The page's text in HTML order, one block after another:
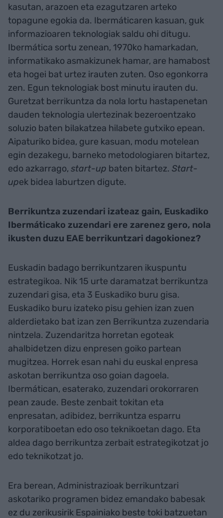
kasutan, arazoen eta ezagutzaren arteko
topagune egokia da. Ibermáticaren kasuan, guk
informazioaren teknologiak saldu ohi ditugu.
Ibermática sortu zenean, 1970ko hamarkadan,
informatikako asmakizunek hamar, are hamabost
eta hogei bat urtez irauten zuten. Oso egonkorra
zen. Egun teknologiak bost minutu irauten du.
Guretzat berrikuntza da nola lortu hastapenetan
dauden teknologia ulertezinak bezeroentzako
soluzio baten bilakatzea hilabete gutxiko epean.
Aipaturiko bidea, gure kasuan, modu motelean
egin dezakegu, barneko metodologiaren bitartez,
edo azkarrago, start-up baten bitartez. Start-
upek bidea laburtzen digute.
Berrikuntza zuzendari izateaz gain, Euskadiko
Ibermáticako zuzendari ere zarenez gero, nola
ikusten duzu EAE berrikuntzari dagokionez?
Euskadin badago berrikuntzaren ikuspuntu
estrategikoa. Nik 15 urte daramatzat berrikuntza
zuzendari gisa, eta 3 Euskadiko buru gisa.
Euskadiko buru izateko pisu gehien izan zuen
alderdietako bat izan zen Berrikuntza zuzendaria
nintzela. Zuzendaritza horretan egoteak
ahalbidetzen dizu enpresen goiko partean
mugitzea. Horrek esan nahi du euskal enpresa
askotan berrikuntza oso goian dagoela.
Ibermátican, esaterako, zuzendari orokorraren
pean zaude. Beste zenbait tokitan eta
enpresatan, adibidez, berrikuntza esparru
korporatiboetan edo oso teknikoetan dago. Eta
aldea dago berrikuntza zerbait estrategikotzat jo
edo teknikotzat jo.
Era berean, Administrazioak berrikuntzari
askotariko programen bidez emandako babesak
ez du zerikusirik Espainiako beste toki batzuetan